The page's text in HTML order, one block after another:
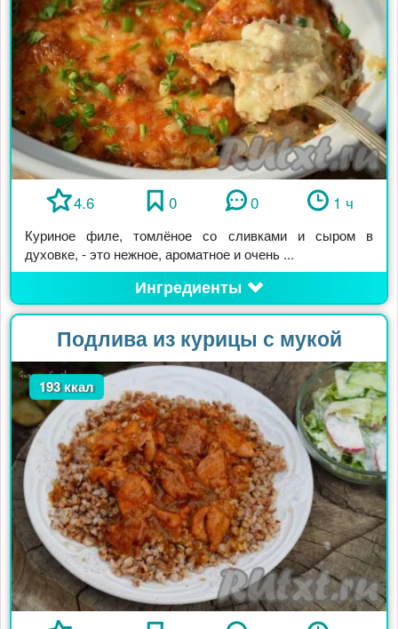
4.6 0 0 1 ч
Куриное филе, томлёное со сливками и сыром в
духовке, - это нежное, ароматное и очень ...
Ингредиенты
Подлива из курицы с мукой
193 ккал